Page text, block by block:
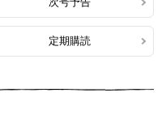
定期購読